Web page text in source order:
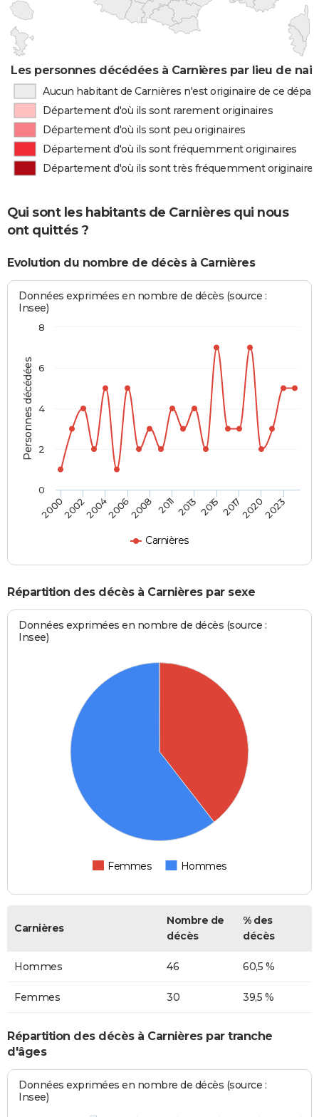
Les personnes décédées à Carnières par lieu de
Aucun habitant de Carnières n'est originaire de ce
Département d'où ils sont rarement originaires
Département d'où ils sont peu originaires
Département d'où ils sont fréquemment originaires
Département d'où ils sont très fréquemment originaires
Qui sont les habitants de Carnières qui nous
ont quittés ?
Evolution du nombre de décès à Carnières
Personnes décédées
Données exprimées en nombre de décès (source :
Insee)
Carnières
20002002200420062008 20112013 2015 201720202023
0
2
4
6
8
Répartition des décès à Carnières par sexe
Données exprimées en nombre de décès (source :
Insee)
Femmes Hommes
Carnières
Nombre de
décès
% des
décès
Hommes 46 60,5 %
Femmes 30 39,5 %
Répartition des décès à Carnières par tranche
d'âges
Données exprimées en nombre de décès (source :
Insee)